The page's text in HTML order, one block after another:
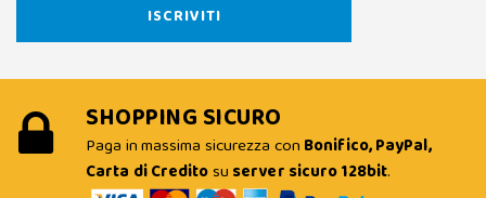
SHOPPING SICURO
Paga in massima sicurezza con Bonifico, PayPal,
Carta di Creditosu server sicuro 128bit.